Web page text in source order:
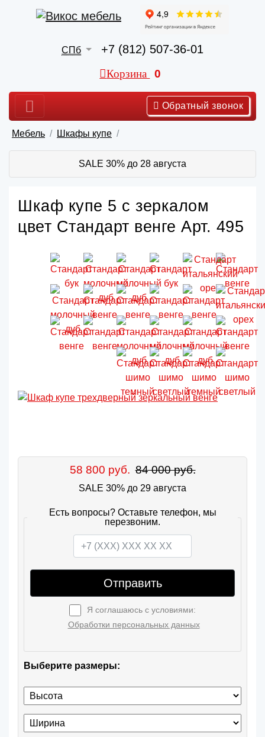
СПб +7 (812) 507-36-01
Корзина 0
Обратный звонок
Мебель Шкафы купе
SALE 30% до 28 августа
Шкаф купе 5 с зеркалом
цвет Стандарт венге Арт. 495
58 800 руб. 84 000 руб.
SALE 30% до 29 августа
Есть вопросы? Оставьте телефон, мы
перезвоним.
Отправить
Я соглашаюсь с условиями:
Обработки персональных данных
Выберите размеры: